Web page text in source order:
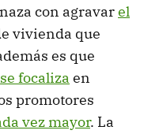
con agravarel
vivienda que
es que
se focaliza en
promotores
vez mayor. La